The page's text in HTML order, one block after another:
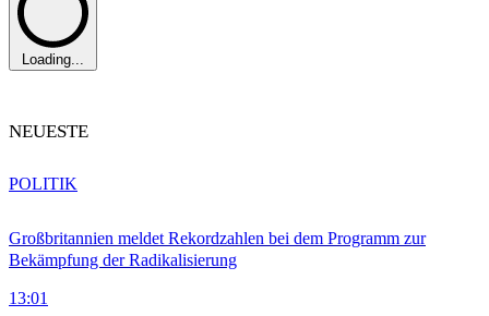
Loading...
NEUESTE
Großbritannien meldet Rekordzahlen bei dem Programm zur
Bekämpfung der Radikalisierung
13:01
POLITIK